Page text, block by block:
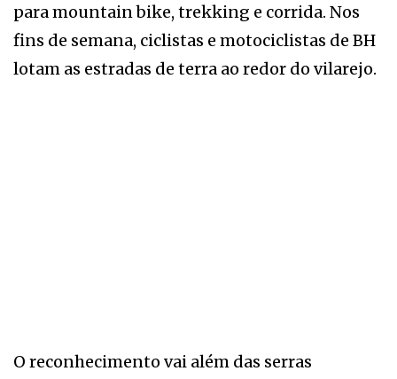
para mountain bike, trekking e corrida. Nos
fins de semana, ciclistas e motociclistas de BH
lotam as estradas de terra ao redor do vilarejo.
O reconhecimento vai além das serras